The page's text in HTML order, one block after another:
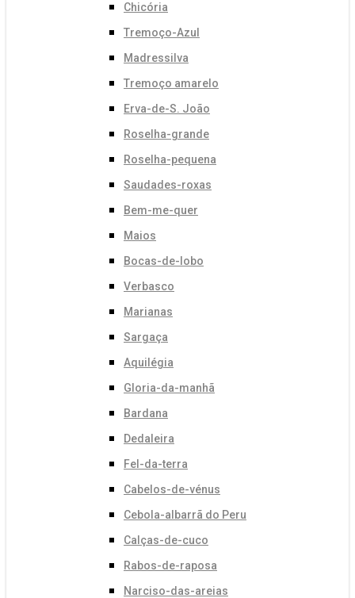
Chicória
Tremoço-Azul
Madressilva
Tremoço amarelo
Erva-de-S. João
Roselha-grande
Roselha-pequena
Saudades-roxas
Bem-me-quer
Maios
Bocas-de-lobo
Verbasco
Marianas
Sargaça
Aquilégia
Gloria-da-manhã
Bardana
Dedaleira
Fel-da-terra
Cabelos-de-vénus
Cebola-albarrã do Peru
Calças-de-cuco
Rabos-de-raposa
Narciso-das-areias